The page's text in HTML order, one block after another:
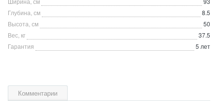
Глубина, см
8.5
Высота, см
50
Вес, кг
37.5
Гарантия
5 лет
Комментарии